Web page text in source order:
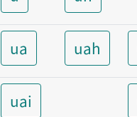
ua uah
uai